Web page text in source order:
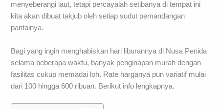
menyeberangi laut, tetapi percayalah setibanya di tempat ini
kita akan dibuat takjub oleh setiap sudut pemandangan
pantainya.
Bagi yang ingin menghabiskan hari liburannya di Nusa Penida
selama beberapa waktu, banyak penginapan murah dengan
fasilitas cukup memadai loh. Rate harganya pun variatif mulai
dari 100 hingga 600 ribuan. Berikut info lengkapnya.